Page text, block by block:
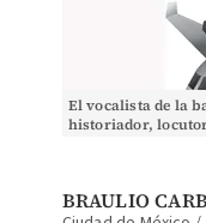
El vocalista de la
historiador,
BRAULIO